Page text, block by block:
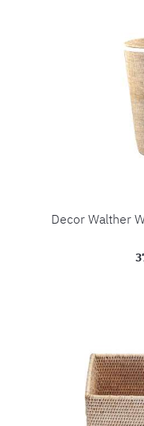
Decor Walther